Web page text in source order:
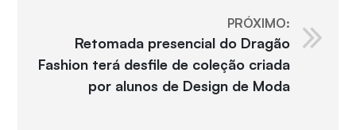
PRÓXIMO:
Retomada presencial do Dragão
Fashion terá desfile de coleção criada
por alunos de Design de Moda